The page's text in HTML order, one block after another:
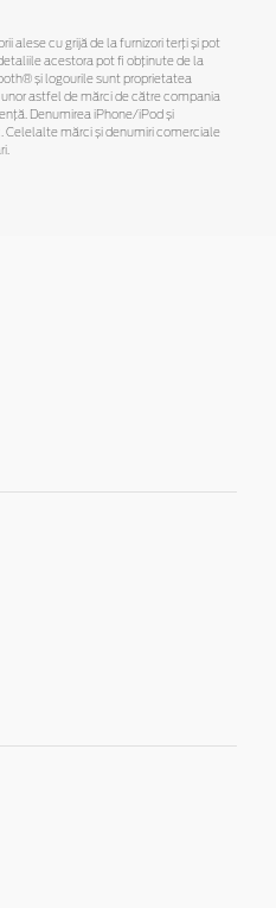
alese cu grijă de la furnizori terți și pot
acestora pot fi obținute de la
și logourile sunt proprietatea
unor astfel de mărci de către compania
Denumirea iPhone/iPod și
Celelalte mărci și denumiri comerciale